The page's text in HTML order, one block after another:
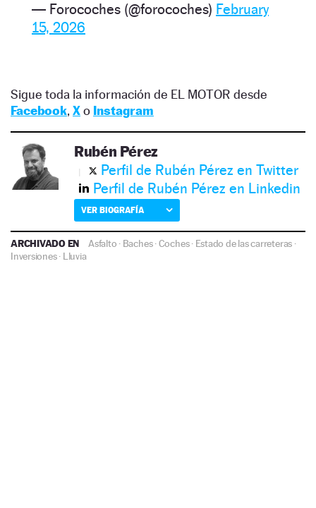
— Forocoches (@forocoches) February
15, 2026
Sigue toda la información de EL MOTOR desde
Facebook, Xo Instagram
Rubén Pérez
Perfil de Rubén Pérez en Twitter
Perfil de Rubén Pérez en Linkedin
VER BIOGRAFÍA
ARCHIVADO EN Asfalto · Baches·Coches· Estado de las carreteras ·
Inversiones· Lluvia